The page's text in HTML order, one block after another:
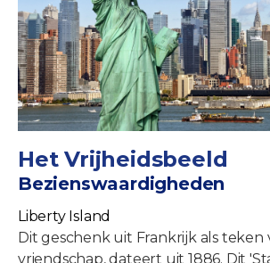
Het Vrijheidsbeeld
Bezienswaardigheden
Liberty Island
Dit geschenk uit Frankrijk als teken
vriendschap, dateert uit 1886. Dit